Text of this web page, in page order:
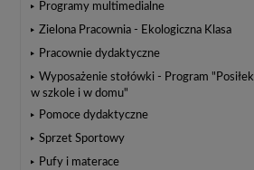
Programy multimedialne
Zielona Pracownia - Ekologiczna Klasa
Pracownie dydaktyczne
Wyposażenie stołówki - Program "Posiłek
w szkole i w domu"
Pomoce dydaktyczne
Sprzet Sportowy
Pufy i materace